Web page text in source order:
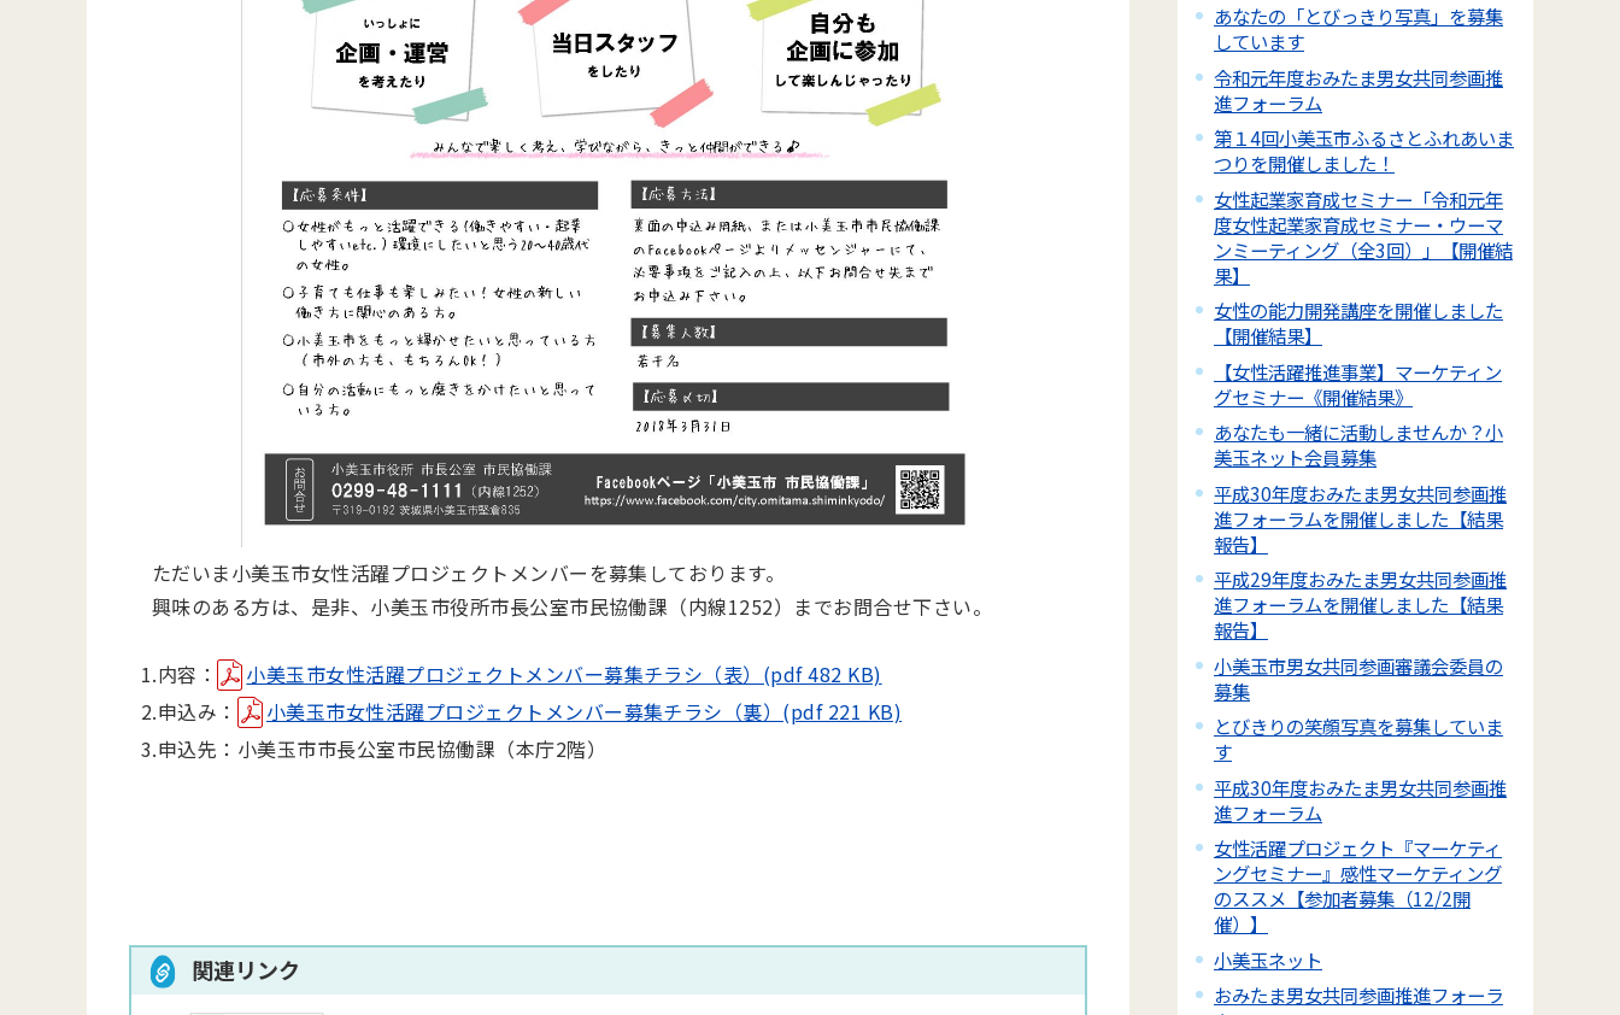
ただいま小美玉市女性活躍プロジェクトメンバーを募集しております。
興味のある方は、是非、 小美玉市役所市長公室市民協働課（内線1252）までお問合せ下さい。
1.内容：
小美玉市女性活躍プロジェクトメンバー募集チラシ（表）(pdf 482 KB)
2.申込み：
小美玉市女性活躍プロジェクトメンバー募集チラシ（裏）(pdf 221 KB)
3.申込先：小美玉市市長公室市民協働課（本庁2階）
関連リンク
あなたの「とびっきり写真」を募集
しています
令和元年度おみたま男女共同参画推
進フォーラム
第１4回小美玉市ふるさとふれあいま
つりを開催しました！
女性起業家育成セミナー「令和元年
度女性起業家育成セミナー・ウーマ
ンミーティング（全3回）」【開催結
果】
女性の能力開発講座を開催しました
【開催結果】
【女性活躍推進事業】マーケティン
グセミナー《開催結果》
あなたも一緒に活動しませんか？小
美玉ネット会員募集
平成30年度おみたま男女共同参画推
進フォーラムを開催しました【結果
報告】
平成29年度おみたま男女共同参画推
進フォーラムを開催しました【結果
報告】
小美玉市男女共同参画審議会委員の
募集
とびきりの笑顔写真を募集していま
す
平成30年度おみたま男女共同参画推
進フォーラム
女性活躍プロジェクト『マーケティ
ングセミナー』感性マーケティング
のススメ【参加者募集（12/2開
催）】
小美玉ネット
おみたま男女共同参画推進フォーラ